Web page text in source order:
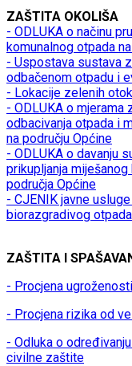
ZAŠTITA OKOLIŠA
- ODLUKA o načinu
komunalnog otpada
- Uspostava sustava
odbačenom otpadu i
- Lokacije zelenih
- ODLUKA o
odbacivanja otpada i
na području Općine
- ODLUKA o davanju
prikupljanja
područja Općine
- CJENIK javne
biorazgradivog
ZAŠTITA I
- Procjena
- Procjena rizika od
- Odluka o
civilne zaštite